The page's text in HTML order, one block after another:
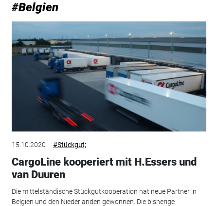
#Belgien
15.10.2020 #Stückgut;
CargoLine kooperiert mit H.Essers und
van Duuren
Die mittelständische Stückgutkooperation hat neue Partner in
Belgien und den Niederlanden gewonnen. Die bisherige